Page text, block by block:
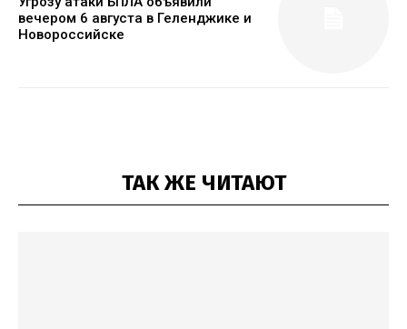
вечером 6 августа в Геленджике и
Новороссийске
ТАК ЖЕ ЧИТАЮТ